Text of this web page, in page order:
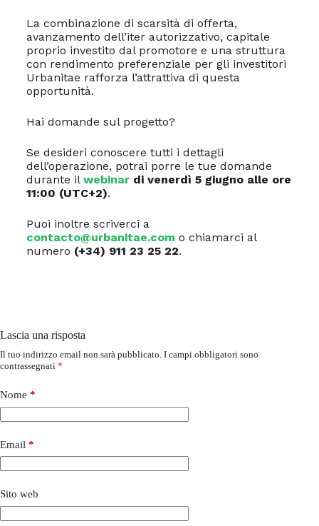
La combinazione di scarsità di offerta,
avanzamento dell’iter autorizzativo, capitale
proprio investito dal promotore e una struttura
con rendimento preferenziale per gli investitori
Urbanitae rafforza l’attrattiva di questa
opportunità.
Hai domande sul progetto?
Se desideri conoscere tutti i dettagli
dell’operazione, potrai porre le tue domande
durante il webinardi venerdì 5 giugno alle ore
11:00 (UTC+2).
Puoi inoltre scriverci a
contacto@urbanitae.com o chiamarci al
numero (+34) 911 23 25 22.
Lascia una risposta
Il tuo indirizzo email non sarà pubblicato. I campi obbligatori sono
contrassegnati *
Nome *
Email *
Sito web